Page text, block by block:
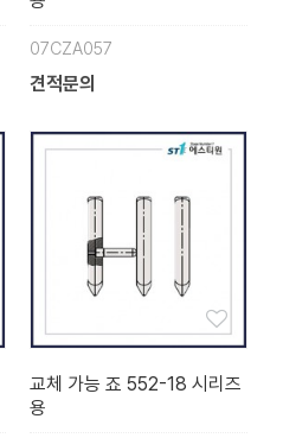
07CZA057
견적문의
교체 가능 죠 552-18 시리즈
용